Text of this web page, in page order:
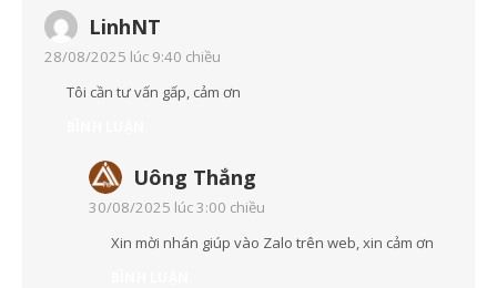
LinhNT
28/08/2025 lúc 9:40 chiều
Tôi cần tư vấn gấp, cảm ơn
Uông Thắng
30/08/2025 lúc 3:00 chiều
Xin mời nhán giúp vào Zalo trên web, xin cảm ơn